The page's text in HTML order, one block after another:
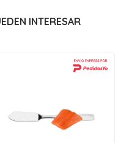
INTERESAR